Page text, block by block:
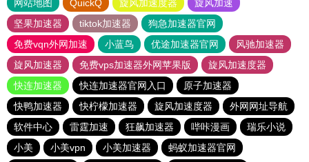
网站地图 QuickQ 旋风加速度器
旋风加速
坚果加速器
tiktok加速器
狗急加速器官网
免费vqn外网加速
小蓝鸟 优途加速器官网
风驰加速器
旋风加速器
免费vps加速器外网苹果版
旋风加速度器
快连加速器
快连加速器官网入口
原子加速器
快鸭加速器
快柠檬加速器 旋风加速度器
外网网址导航
软件中心
雷霆加速 狂飙加速器 哔咔漫画
瑞乐小说
小美
小美vpn 小美加速器
蚂蚁加速器官网